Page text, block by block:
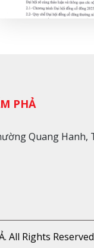
PHẢ
Quang Hanh,
All Rights